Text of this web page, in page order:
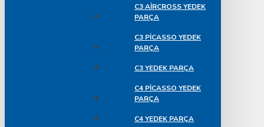
C3 AIRCROSS YEDEK
PARÇA
C3 PICASSO YEDEK
PARÇA
C3 YEDEK PARÇA
C4 PICASSO YEDEK
PARÇA
C4 YEDEK PARÇA